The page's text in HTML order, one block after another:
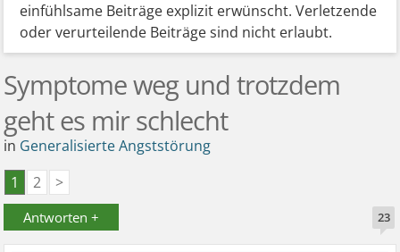
einfühlsame Beiträge explizit erwünscht. Verletzende
oder verurteilende Beiträge sind nicht erlaubt.
Symptome weg und trotzdem
geht es mir schlecht
in Generalisierte Angststörung
1
2 >
Antworten + 23